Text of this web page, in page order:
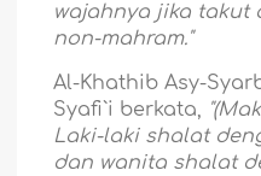
wajahnya jika
non-mahram."
Al-Khathib Asy-
Syafi`i berkata,
Laki-laki shalat
dan wanita shalat